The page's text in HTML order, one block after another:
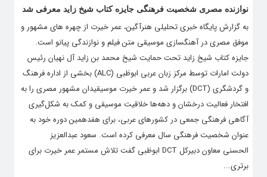
نوازنده مصری شخصیت فرهنگی جایزه کتاب شیخ زاید معرفی شد
به گزارش پایگاه خبری تحلیلی هنرآگین، عمر خیرت از چهره های مشهور و
موفق مصری در آهنگسازی موسیقی متن فیلم و نوازندگی پیانو است.
جایزه کتاب شیخ زاید تحت حمایت شیخ محمد بن زاید آل نهیان رئیس
دولت امارات توسط مرکز زبان عربی ابوظبی (ALC) بخشی از اداره فرهنگ
و گردشگری (DCT) برگزار شد و عمر خیرت موسیقیدان مشهور مصری را به
افتخار فعالیت درخشان و دهه‌ها خلاقیت موسیقی و کمک به شکل‌گیری
آگاهی فرهنگی جمعی در کشورهای عربی، برای هفدهمین دوره خود به
عنوان شخصیت فرهنگی سال معرفی کرده است. سعود عبدالعزیز
الحسنی معاون دبیرکل DCT ابوظبی گفت تلاش مستمر عمر خیرت برای
برتری...